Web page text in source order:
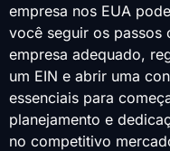
empresa nos EUA
você seguir os passos
empresa adequado,
um EIN e abrir uma
essenciais para
planejamento e
no competitivo